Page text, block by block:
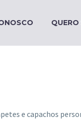
QUERO
e capachos